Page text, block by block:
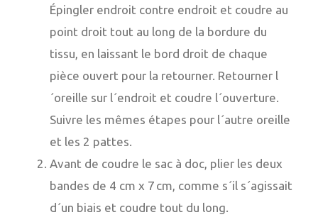
Épingler endroit contre endroit et coudre au
point droit tout au long de la bordure du
tissu, en laissant le bord droit de chaque
pièce ouvert pour la retourner. Retourner l
´oreille sur l´endroit et coudre l´ouverture.
Suivre les mêmes étapes pour l´autre oreille
et les 2 pattes.
Avant de coudre le sac à doc, plier les deux
bandes de 4 cm x 7 cm, comme s´il s´agissait
d´un biais et coudre tout du long.